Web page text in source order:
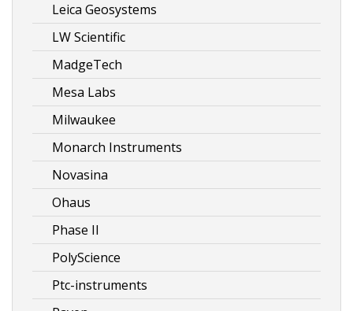
Leica Geosystems
LW Scientific
MadgeTech
Mesa Labs
Milwaukee
Monarch Instruments
Novasina
Ohaus
Phase II
PolyScience
Ptc-instruments